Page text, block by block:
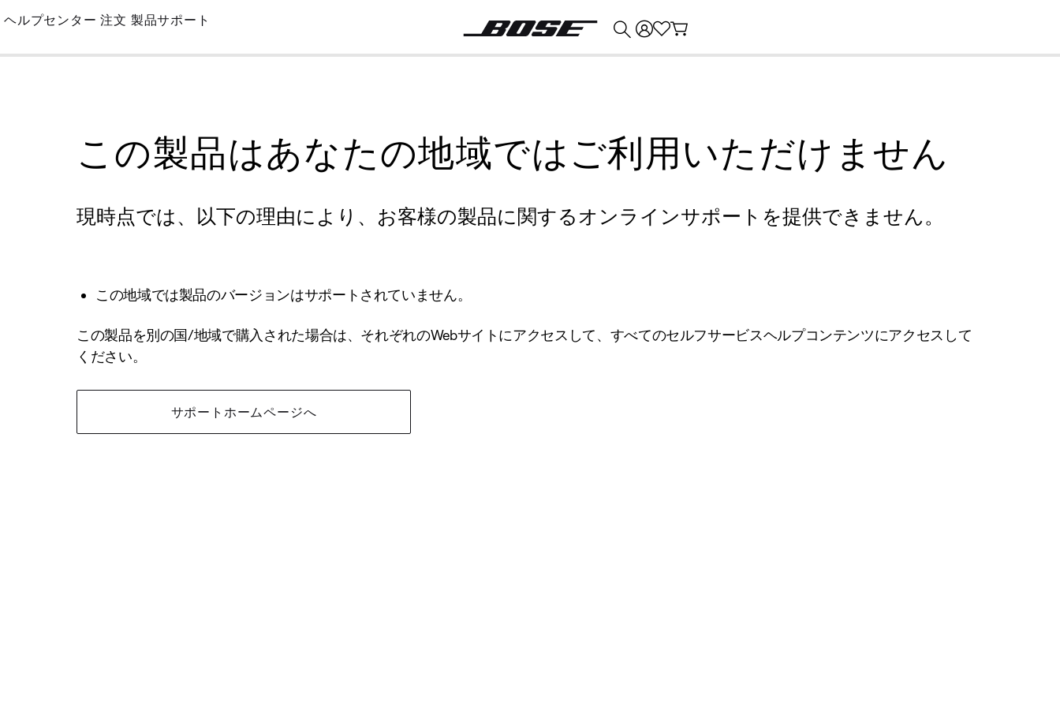
Skip
Main
ヘルプセンター 注文 製品サポート
この製品はあなたの地域ではご利用いただけません
現時点では、以下の理由により、お客様の製品に関するオンラインサポートを提供できません。
この地域では製品のバージョンはサポートされていません。
この製品を別の国/地域で購入された場合は、それぞれのWebサイトにアクセスして、すべてのセルフサービスヘルプコンテンツにアクセスして
ください。
サポートホームページへ